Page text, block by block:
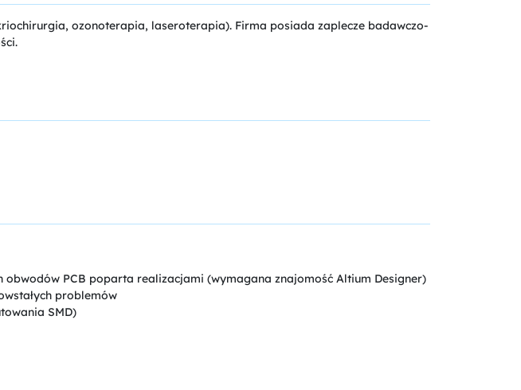
ozonoterapia, laseroterapia). Firma posiada zaplecze badawczo-
PCB poparta realizacjami (wymagana znajomość Altium Designer)
problemów
SMD)